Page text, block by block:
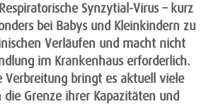
Synzytial-Virus – kurz
bei Babys und Kleinkindern zu
Verläufen und macht nicht
im Krankenhaus erforderlich.
Verbreitung bringt es aktuell viele
Grenze ihrer Kapazitäten und